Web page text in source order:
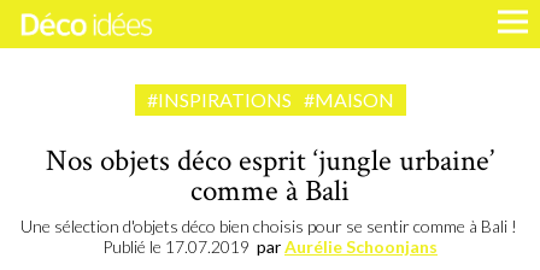
#INSPIRATIONS #MAISON
Nos objets déco esprit ‘jungle urbaine’
comme à Bali
Une sélection d'objets déco bien choisis pour se sentir comme à Bali !
Publié le 17.07.2019 parAurélie Schoonjans